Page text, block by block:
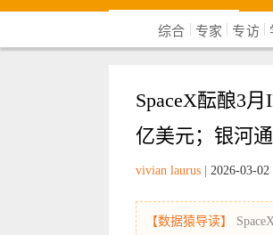
综合 | 专家 |专访|
SpaceX酝酿3
亿美元；银河
vivian laurus 2026-03-02
【数据猿导读】